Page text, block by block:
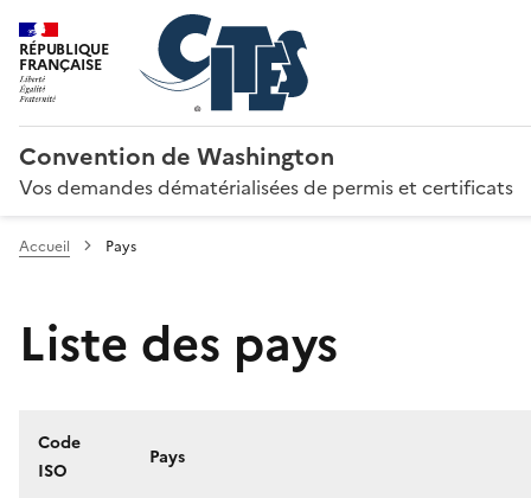
RÉPUBLIQUE
FRANÇAISE
Convention de Washington
Vos demandes dématérialisées de permis et certificats
Accueil Pays
Liste des pays
Code
ISO
Pays